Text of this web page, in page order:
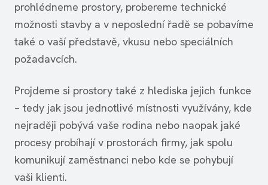
prohlédneme prostory, probereme technické
možnosti stavby a v neposlední řadě se pobavíme
také o vaší představě, vkusu nebo speciálních
požadavcích.
Projdeme si prostory také z hlediska jejich funkce
– tedy jak jsou jednotlivé místnosti využívány, kde
nejraději pobývá vaše rodina nebo naopak jaké
procesy probíhají v prostorách firmy, jak spolu
komunikují zaměstnanci nebo kde se pohybují
vaši klienti.